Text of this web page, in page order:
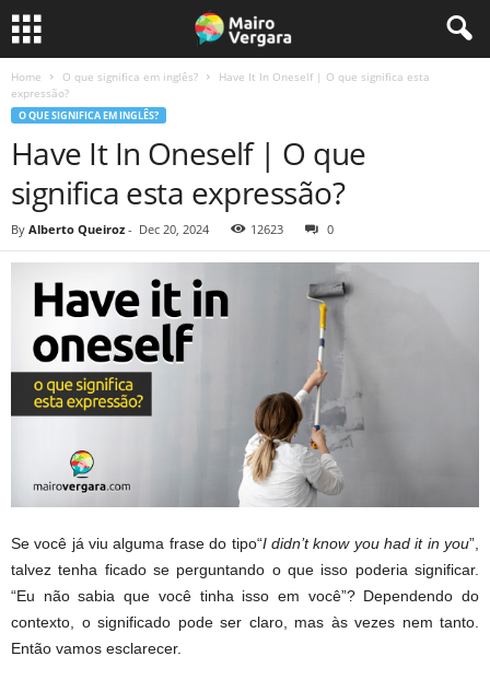
Home O que significa em inglês?
Have It In Oneself | O que significa esta
expressão?
O QUE SIGNIFICA EM INGLÊS?
Have It In Oneself | O que
significa esta expressão?
By Alberto Queiroz - Dec 20, 2024 12623 0
Se você já viu alguma frase do tipo“I didn’t know you had it in you”,
talvez tenha ficado se perguntando o que isso poderia significar.
“Eu não sabia que você tinha isso em você”? Dependendo do
contexto, o significado pode ser claro, mas às vezes nem tanto.
Então vamos esclarecer.